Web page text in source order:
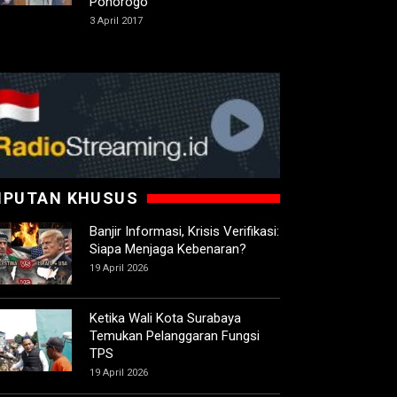
3 April 2017
KHUSUS
Banjir Informasi, Krisis Verifikasi:
Siapa Menjaga Kebenaran?
19 April 2026
Ketika Wali Kota Surabaya
Temukan Pelanggaran Fungsi
TPS
19 April 2026